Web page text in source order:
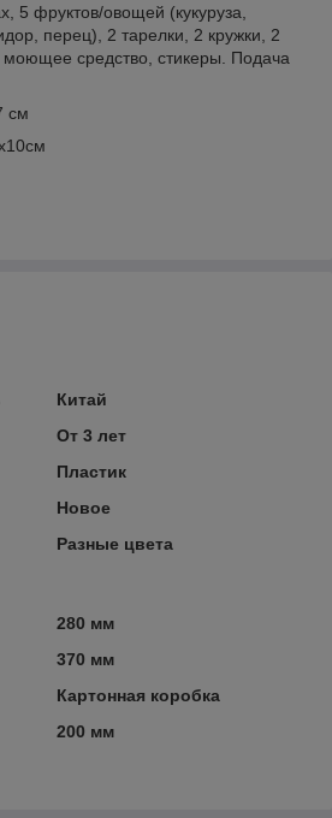
5 фруктов/овощей (кукуруза,
перец), 2 тарелки, 2 кружки, 2
средство, стикеры. Подача
см
Китай
От 3 лет
Пластик
Новое
Разные цвета
280 мм
370 мм
Картонная коробка
200 мм